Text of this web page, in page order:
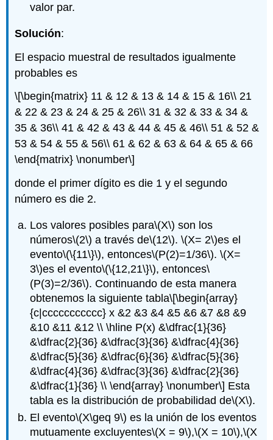
valor par.
Solución:
El espacio muestral de resultados igualmente
probables es
\[\begin{matrix} 11 & 12 & 13 & 14 & 15 & 16\\ 21
& 22 & 23 & 24 & 25 & 26\\ 31 & 32 & 33 & 34 &
35 & 36\\ 41 & 42 & 43 & 44 & 45 & 46\\ 51 & 52 &
53 & 54 & 55 & 56\\ 61 & 62 & 63 & 64 & 65 & 66
\end{matrix} \nonumber\]
donde el primer dígito es die 1 y el segundo
número es die 2.
Los valores posibles para\(X\) son los
números\(2\) a través de\(12\).\(X= 2\)es el
evento\(\{11\}\), entonces\(P(2)=1/36\).\(X=
3\)es el evento\(\{12,21\}\), entonces\
(P(3)=2/36\). Continuando de esta manera
obtenemos la siguiente tabla\[\begin{array}
{c|ccccccccccc} x &2 &3 &4 &5 &6 &7 &8 &9
&10 &11 &12 \\ \hline P(x) &\dfrac{1}{36}
&\dfrac{2}{36} &\dfrac{3}{36} &\dfrac{4}{36}
&\dfrac{5}{36} &\dfrac{6}{36} &\dfrac{5}{36}
&\dfrac{4}{36} &\dfrac{3}{36} &\dfrac{2}{36}
&\dfrac{1}{36} \\ \end{array} \nonumber\] Esta
tabla es la distribución de probabilidad de\(X\).
El evento\(X\geq 9\) es la unión de los eventos
mutuamente excluyentes\(X = 9\),\(X = 10\),\(X